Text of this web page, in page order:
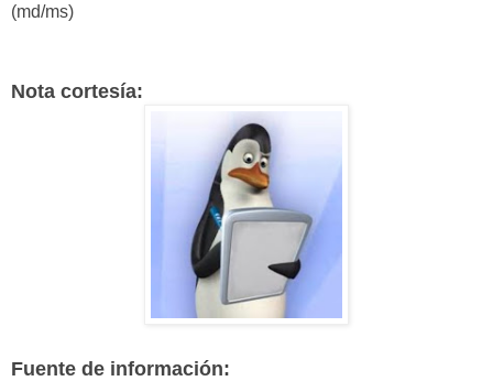
(md/ms)
Nota cortesía:
Fuente de información: